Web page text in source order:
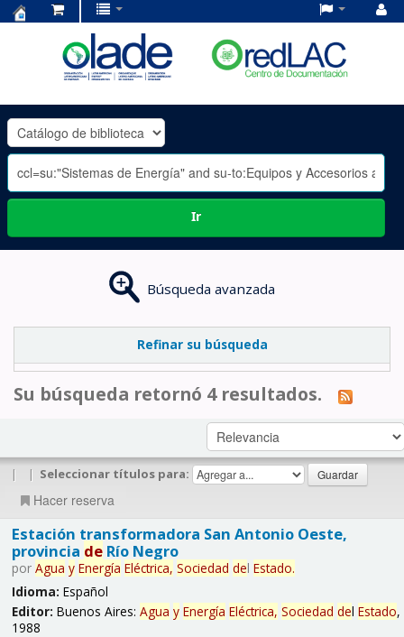
OLADE
-
Ir
Búsqueda avanzada
Refinar su búsqueda
Su búsqueda retornó 4 resultados.
| | Seleccionar títulos para:
Hacer reserva
Estación transformadora San Antonio Oeste,
provincia deRío Negro
por Agua y Energía Eléctrica, Sociedad del Estado.
Idioma: Español
Editor: Buenos Aires: Agua y Energía Eléctrica, Sociedad del Estado,
1988